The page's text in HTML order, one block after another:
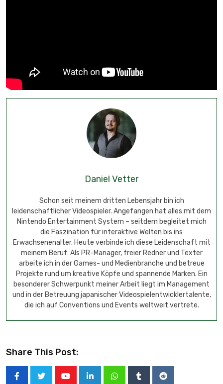
Daniel Vetter
Schon seit meinem dritten Lebensjahr bin ich
leidenschaftlicher Videospieler. Angefangen hat alles mit dem
Nintendo Entertainment System – seitdem begleitet mich
die Faszination für interaktive Welten bis ins
Erwachsenenalter. Heute verbinde ich diese Leidenschaft mit
meinem Beruf: Als PR-Manager, freier Redner und Texter
arbeite ich in der Games- und Medienbranche und betreue
Projekte rund um kreative Köpfe und spannende Marken. Ein
besonderer Schwerpunkt meiner Arbeit liegt im Management
und in der Betreuung japanischer Videospielentwicklertalente,
die ich auf Conventions und Events weltweit vertrete.
Share This Post: